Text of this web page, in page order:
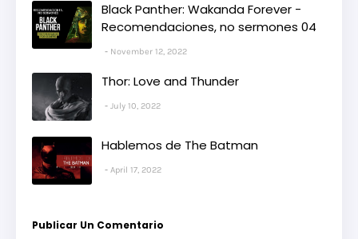
Black Panther: Wakanda Forever -
Recomendaciones, no sermones 04
November 12, 2022
Thor: Love and Thunder
July 10, 2022
Hablemos de The Batman
April 17, 2022
Publicar Un Comentario